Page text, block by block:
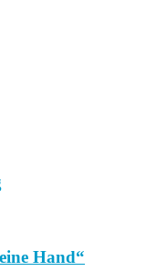
Hand“